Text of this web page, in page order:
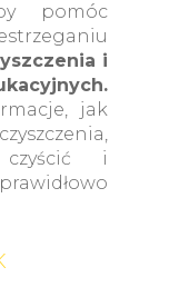
pomóc
i
jak
i